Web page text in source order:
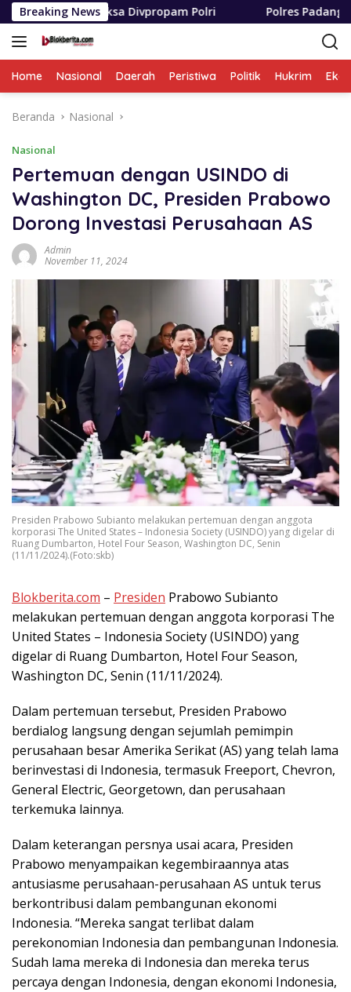
Langsung
ke
konten
Breaking News
Divpropam Polri Polres Padang Lawas Utara
Home Nasional Daerah Peristiwa Politik Hukrim
Beranda Nasional
Nasional
Pertemuan dengan USINDO di
Washington DC, Presiden Prabowo
Dorong Investasi Perusahaan AS
Admin
November 11, 2024
Presiden Prabowo Subianto melakukan pertemuan dengan anggota
korporasi The United States – Indonesia Society (USINDO) yang digelar di
Ruang Dumbarton, Hotel Four Season, Washington DC, Senin
(11/11/2024).(Foto:skb)
Blokberita.com – Presiden Prabowo Subianto
melakukan pertemuan dengan anggota korporasi The
United States – Indonesia Society (USINDO) yang
digelar di Ruang Dumbarton, Hotel Four Season,
Washington DC, Senin (11/11/2024).
Dalam pertemuan tersebut, Presiden Prabowo
berdialog langsung dengan sejumlah pemimpin
perusahaan besar Amerika Serikat (AS) yang telah lama
berinvestasi di Indonesia, termasuk Freeport, Chevron,
General Electric, Georgetown, dan perusahaan
terkemuka lainnya.
Dalam keterangan persnya usai acara, Presiden
Prabowo menyampaikan kegembiraannya atas
antusiasme perusahaan-perusahaan AS untuk terus
berkontribusi dalam pembangunan ekonomi
Indonesia. “Mereka sangat terlibat dalam
perekonomian Indonesia dan pembangunan Indonesia.
Sudah lama mereka di Indonesia dan mereka terus
percaya dengan Indonesia, dengan ekonomi Indonesia,